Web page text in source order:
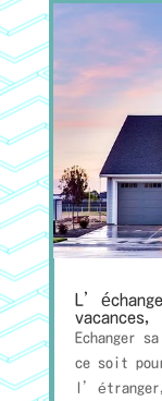
Echanger
ce soit